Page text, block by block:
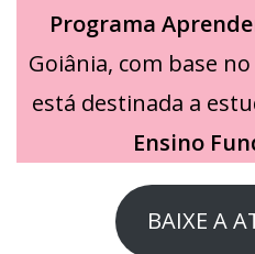
Programa
Goiânia, com base
está destinada a
Ensino
BAIXE A